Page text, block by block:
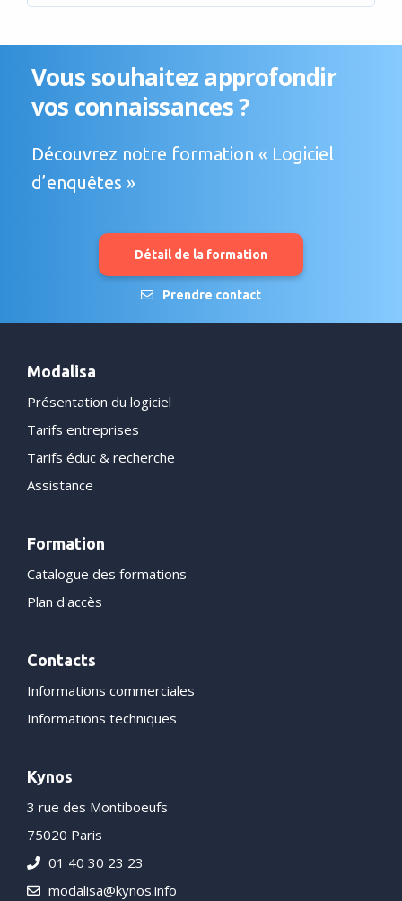
Vous souhaitez approfondir
vos connaissances ?
Découvrez notre formation « Logiciel
d’enquêtes »
Détail de la formation
Prendre contact
Modalisa
Présentation du logiciel
Tarifs entreprises
Tarifs éduc & recherche
Assistance
Formation
Catalogue des formations
Plan d'accès
Contacts
Informations commerciales
Informations techniques
Kynos
3 rue des Montiboeufs
75020 Paris
01 40 30 23 23
modalisa@kynos.info